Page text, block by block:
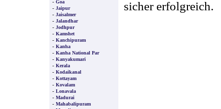
- Goa
- Jaipur
- Jaisalmer
- Jalandhar
- Jodhpur
- Kamshet
- Kanchipuram
- Kanha
- Kanha National Par
- Kanyakumari
- Kerala
- Kodaikanal
- Kottayam
- Kovalam
- Lonavala
- Madurai
- Mahabalipuram
sicher erfolgreich.